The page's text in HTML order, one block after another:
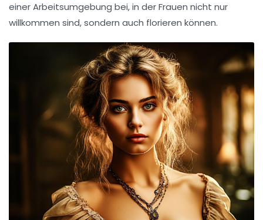
einer Arbeitsumgebung bei, in der Frauen nicht nur
willkommen sind, sondern auch florieren können.